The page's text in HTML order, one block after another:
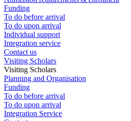
Funding
To do before arrival
To do upon arrival
Individual support
Integration service
Contact us
Visiting Scholars
Visiting Scholars
Planning and Organisation
Funding
To do before arrival
To do upon arrival
Integration Service